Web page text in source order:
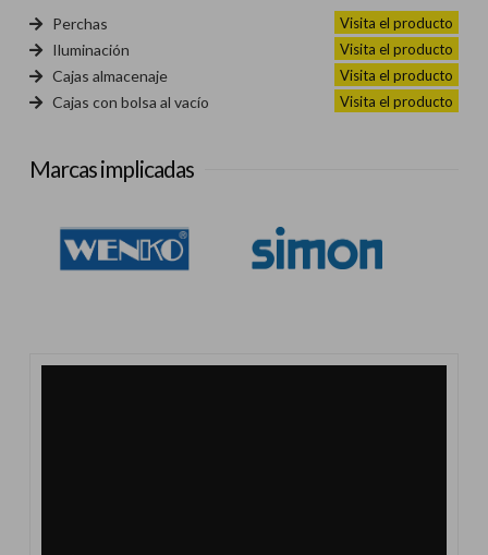
Perchas Visita el producto
Iluminación Visita el producto
Cajas almacenaje Visita el producto
Cajas con bolsa al vacío Visita el producto
Marcas implicadas